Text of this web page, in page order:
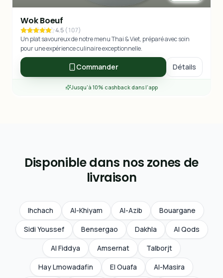
Wok Boeuf
4.5 (107)
Un plat savoureux de notre menu Thai & Viet, préparé avec soin
pour une expérience culinaire exceptionnelle.
Commander Détails
Jusqu'à 10% cashback dans l'app
Disponible dans nos zones de
livraison
Ihchach Al-Khiyam Al-Azib
Bouargane
Sidi Youssef
Bensergao Dakhla
Al Qods
Al Fiddya
Amsernat
Talborjt
Hay Lmowadafin
El Ouafa
Al-Masira